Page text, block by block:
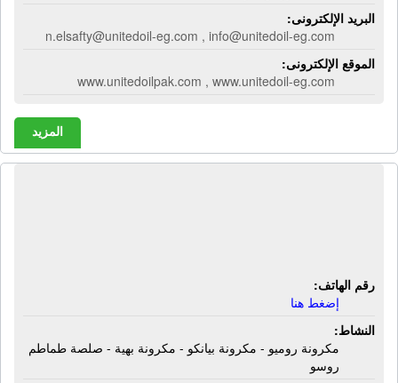
البريد الإلكترونى:
n.elsafty@unitedoil-eg.com , info@unitedoil-eg.com
الموقع الإلكترونى:
www.unitedoilpak.com , www.unitedoil-eg.com
المزيد
رقم الهاتف:
إضغط هنا
النشاط:
مكرونة روميو - مكرونة بيانكو - مكرونة بهية - صلصة طماطم
روسو